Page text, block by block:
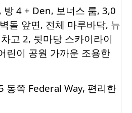
방 4 + Den, 보너스 룸, 3,0
돌 앞면, 전체 마루바닥, 뉴
고 2, 뒷마당 스카이라이
린이 공원 가까운 조용한
동쪽 Federal Way, 편리한